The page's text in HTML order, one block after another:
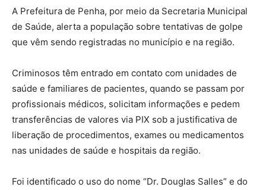
A Prefeitura de Penha, por meio da Secretaria Municipal
de Saúde, alerta a população sobre tentativas de golpe
que vêm sendo registradas no município e na região.
Criminosos têm entrado em contato com unidades de
saúde e familiares de pacientes, quando se passam por
profissionais médicos, solicitam informações e pedem
transferências de valores via PIX sob a justificativa de
liberação de procedimentos, exames ou medicamentos
nas unidades de saúde e hospitais da região.
Foi identificado o uso do nome “Dr. Douglas Salles” e do